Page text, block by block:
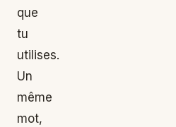
que
tu
utilises.
Un
même
mot,